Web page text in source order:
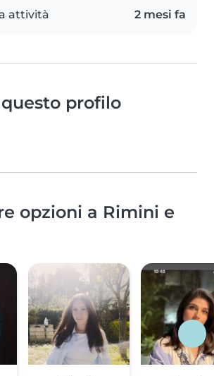
attività 2 mesi fa
profilo
opzioni a Rimini e